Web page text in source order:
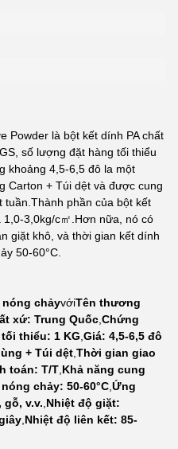
Powder là bột kết dính PA chất
số lượng đặt hàng tối thiểu
khoảng 4,5-6,5 đô la một
Carton + Túi dệt và được cung
tuần.Thành phần của bột kết
3,0kg/c㎡.Hơn nữa, nó có
giặt khô, và thời gian kết dính
50-60°C.
chảyvớiTên thương
xứ: Trung Quốc Chứng
thiểu: 1 KG Giá: 4,5-6,5 đô
+ Túi dệt Thời gian giao
toán: T/T Khả năng cung
chảy: 50-60°C Ứng
v.v. Nhiệt độ giặt:
Nhiệt độ liên kết: 85-